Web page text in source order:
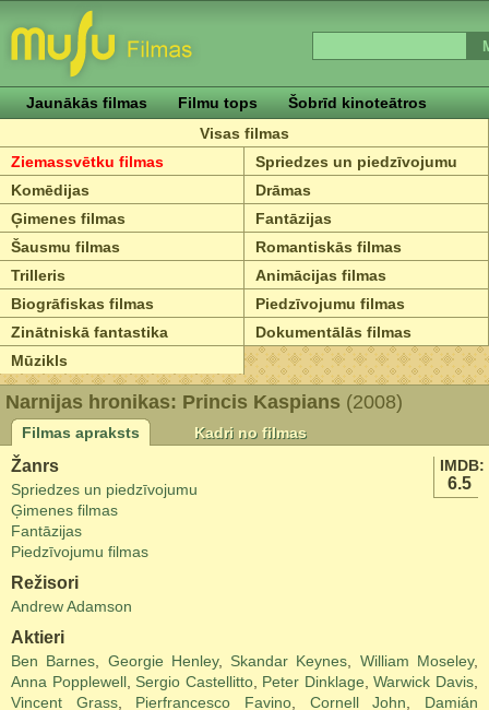
Jaunākās filmas Filmu tops
Šobrīd kinoteātros
Visas filmas
Ziemassvētku filmas
Spriedzes un piedzīvojumu
Komēdijas
Drāmas
Ģimenes filmas
Fantāzijas
Šausmu filmas
Romantiskās filmas
Trilleris
Animācijas filmas
Biogrāfiskas filmas
Piedzīvojumu filmas
Zinātniskā fantastika
Dokumentālās filmas
Mūzikls
Narnijas hronikas: Princis Kaspians (2008)
Filmas apraksts
Kadri no filmas
IMDB:
6.5
Žanrs
Spriedzes un piedzīvojumu
Ģimenes filmas
Fantāzijas
Piedzīvojumu filmas
Režisori
Andrew Adamson
Aktieri
Ben Barnes Georgie Henley, Skandar Keynes William Moseley,
Anna Popplewell, Sergio Castellitto, Peter Dinklage ,Warwick Davis
Vincent Grass, Pierfrancesco Favino Cornell John
Damián